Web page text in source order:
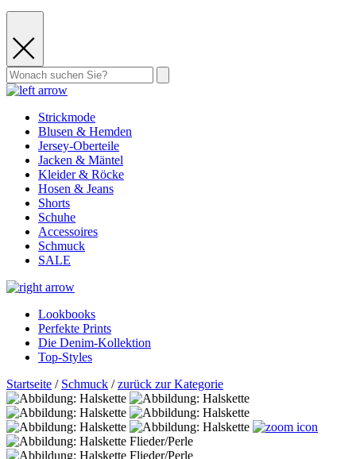
Strickmode
Blusen & Hemden
Jersey-Oberteile
Jacken & Mäntel
Kleider & Röcke
Hosen & Jeans
Shorts
Schuhe
Accessoires
Schmuck
SALE
Lookbooks
Perfekte Prints
Die Denim-Kollektion
Top-Styles
Startseite / Schmuck /zurück zur Kategorie